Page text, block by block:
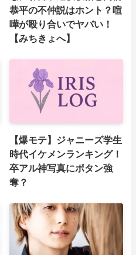
恭平の不仲説はホント？喧
嘩が殴り合いでヤバい！
【みちきょへ】
【爆モテ】ジャニーズ学生
時代イケメンランキング！
卒アル神写真にボタン強
奪？